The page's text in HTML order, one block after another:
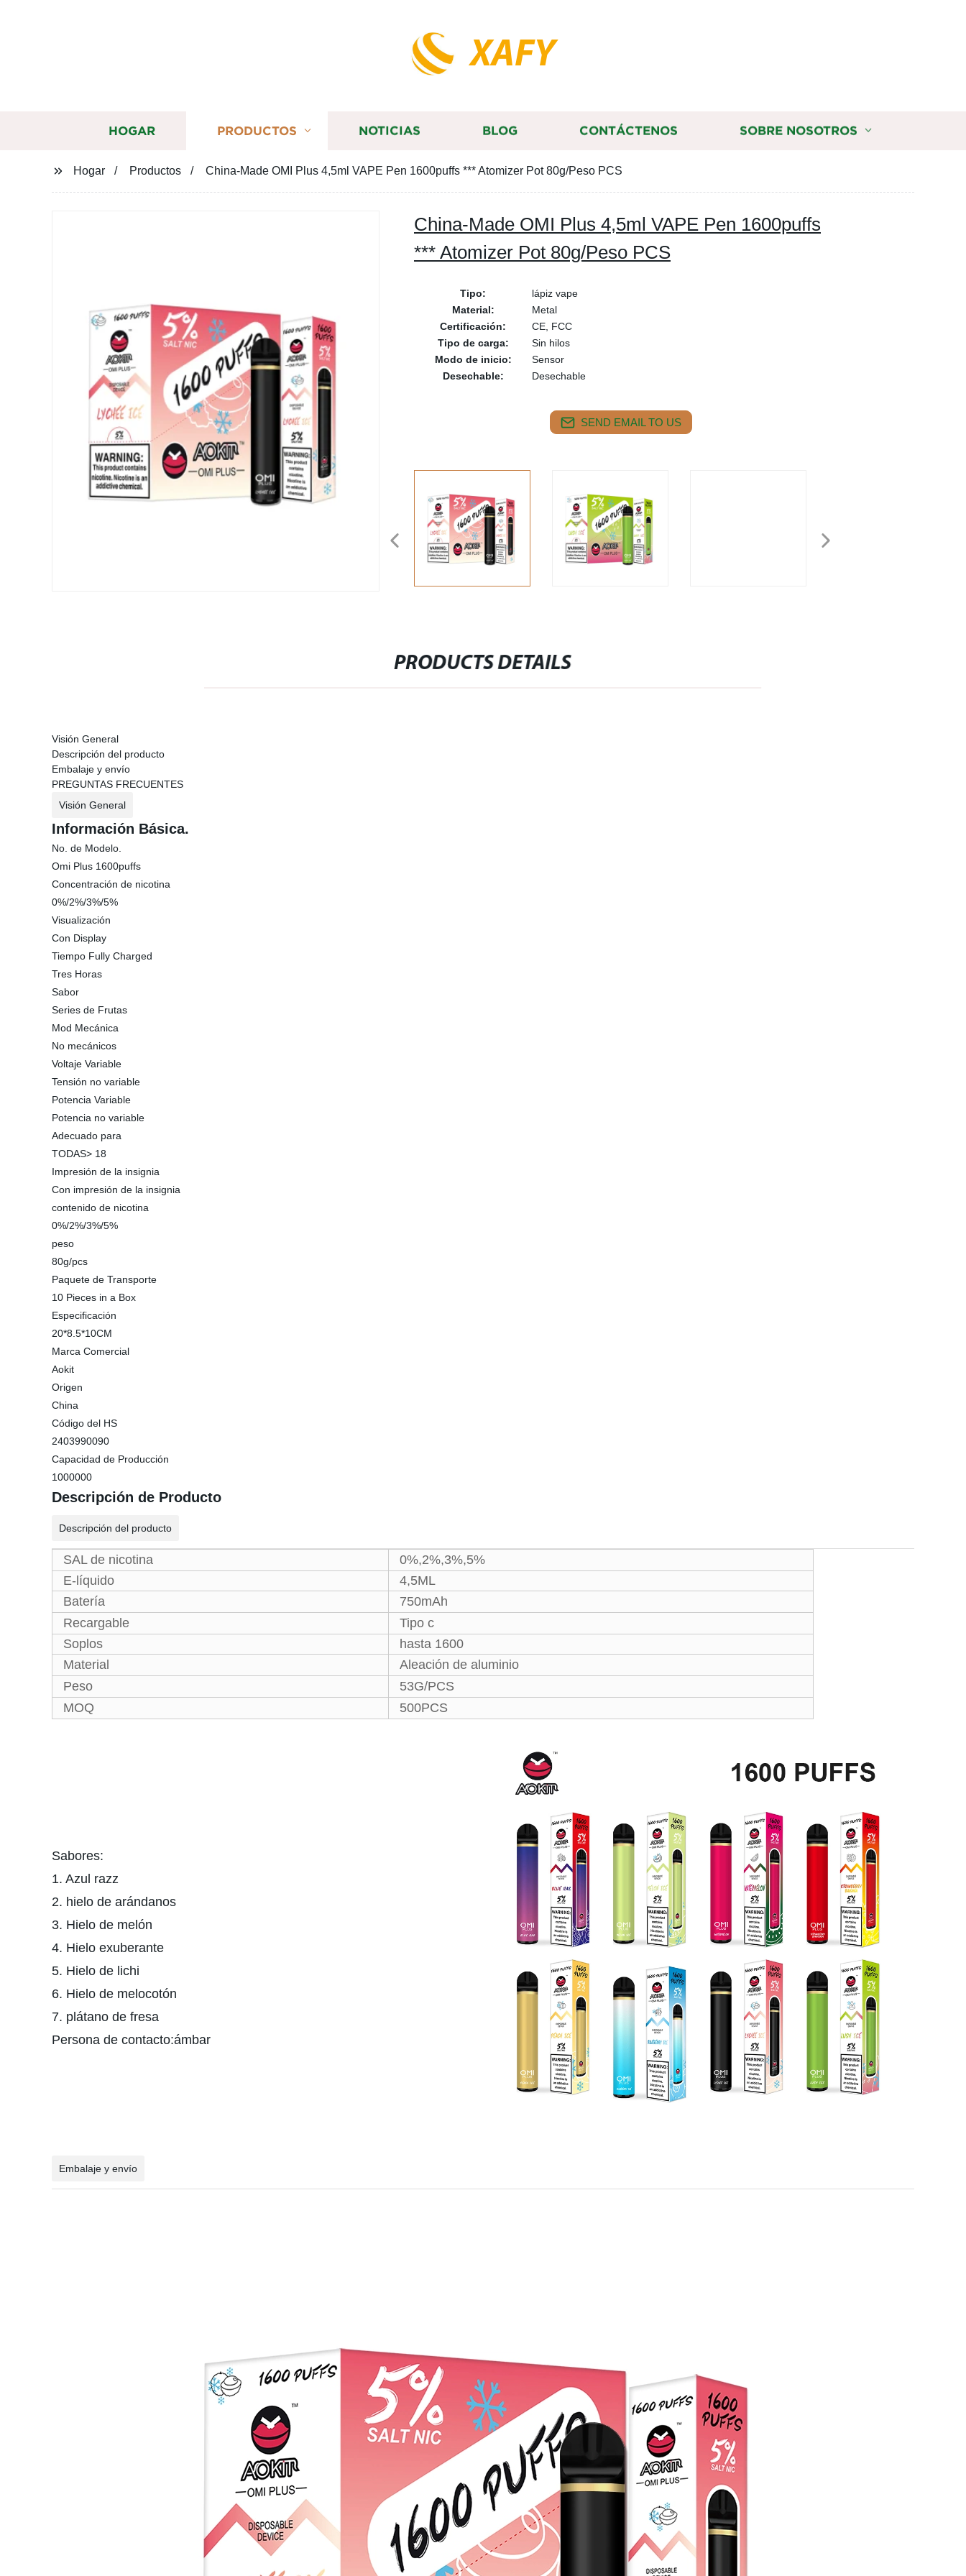
XAFY
HOGAR PRODUCTOS NOTICIAS BLOG CONTÁCTENOS SOBRE NOSOTROS
Hogar Productos China-Made OMI Plus 4,5ml VAPE Pen 1600puffs *** Atomizer Pot 80g/Peso PCS
China-Made OMI Plus 4,5ml VAPE Pen 1600puffs
*** Atomizer Pot 80g/Peso PCS
Tipo:
lápiz vape
Material:
Metal
Certificación:
CE, FCC
Tipo de carga:
Sin hilos
Modo de inicio:
Sensor
Desechable:
Desechable
SEND EMAIL TO US
PRODUCTS DETAILS
Visión General
Descripción del producto
Embalaje y envío
PREGUNTAS FRECUENTES
Visión General
Información Básica.
No. de Modelo.
Omi Plus 1600puffs
Concentración de nicotina
0%/2%/3%/5%
Visualización
Con Display
Tiempo Fully Charged
Tres Horas
Sabor
Series de Frutas
Mod Mecánica
No mecánicos
Voltaje Variable
Tensión no variable
Potencia Variable
Potencia no variable
Adecuado para
TODAS> 18
Impresión de la insignia
Con impresión de la insignia
contenido de nicotina
0%/2%/3%/5%
peso
80g/pcs
Paquete de Transporte
10 Pieces in a Box
Especificación
20*8.5*10CM
Marca Comercial
Aokit
Origen
China
Código del HS
2403990090
Capacidad de Producción
1000000
Descripción de Producto
Descripción del producto
SAL de nicotina
0%,2%,3%,5%
E-líquido
4,5ML
Batería
750mAh
Recargable
Tipo c
Soplos
hasta 1600
Material
Aleación de aluminio
Peso
53G/PCS
MOQ
500PCS
Sabores:
1. Azul razz
2. hielo de arándanos
3. Hielo de melón
4. Hielo exuberante
5. Hielo de lichi
6. Hielo de melocotón
7. plátano de fresa
Persona de contacto:ámbar
Embalaje y envío